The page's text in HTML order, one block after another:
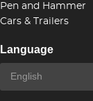
Pen and Hammer
Cars & Trailers
Language